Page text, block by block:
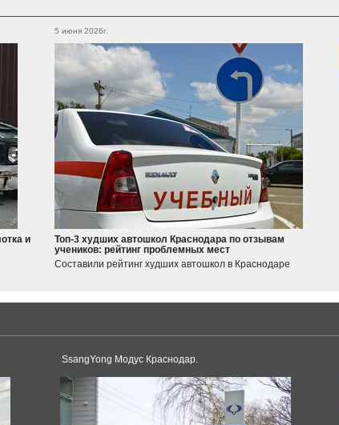
XV
Outback
Forester
BRZ
Suzuki
Jimny
Swift
Model 3
Model S
Geely
Emgrand
Atlas
Haval
Dacia
Duster
и
5 июня 2026г.
Топ-3 худших автошкол Краснодара по отзывам
учеников: рейтинг проблемных мест
Составили рейтинг худших автошкол в Краснодаре
SsangYong Модус Краснодар.